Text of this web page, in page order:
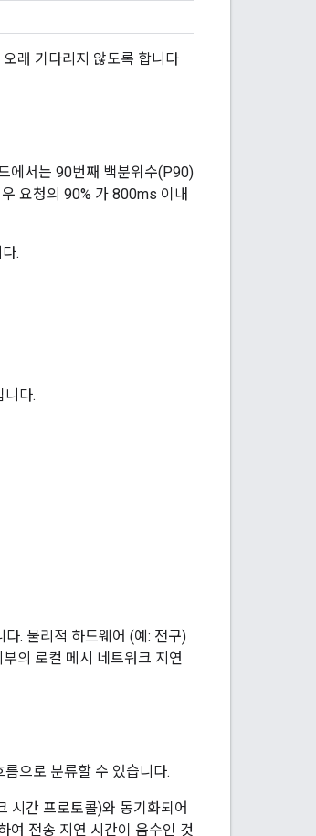
래 기다리지 않도록 합니다
에서는 90번째 백분위수(P90)
요청의 90% 가 800ms 이내
.
니다.
. 물리적 하드웨어 (예: 전구)
의 로컬 메시 네트워크 지연
으로 분류할 수 있습니다.
시간 프로토콜)와 동기화되어
여 전송 지연 시간이 음수인 것